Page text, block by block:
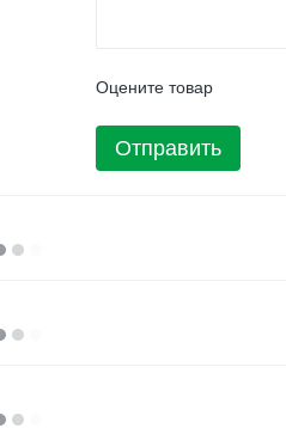
Оцените товар
Отправить